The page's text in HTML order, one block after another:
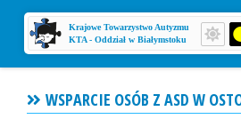
Krajowe Towarzystwo Autyzmu
KTA - Oddział w Białymstoku
WSPARCIE OSÓB Z ASD W